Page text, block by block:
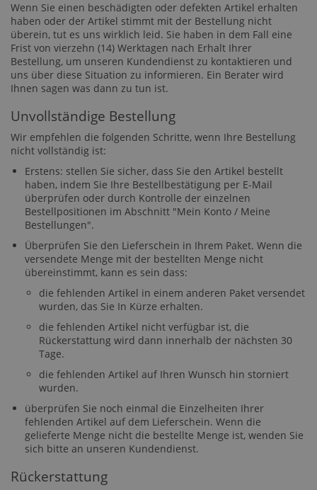
Wenn Sie einen beschädigten oder defekten Artikel erhalten
haben oder der Artikel stimmt mit der Bestellung nicht
überein, tut es uns wirklich leid. Sie haben in dem Fall eine
Frist von vierzehn (14) Werktagen nach Erhalt Ihrer
Bestellung, um unseren Kundendienst zu kontaktieren und
uns über diese Situation zu informieren. Ein Berater wird
Ihnen sagen was dann zu tun ist.
Unvollständige Bestellung
Wir empfehlen die folgenden Schritte, wenn Ihre Bestellung
nicht vollständig ist:
Erstens: stellen Sie sicher, dass Sie den Artikel bestellt
haben, indem Sie Ihre Bestellbestätigung per E-Mail
überprüfen oder durch Kontrolle der einzelnen
Bestellpositionen im Abschnitt "Mein Konto / Meine
Bestellungen".
Überprüfen Sie den Lieferschein in Ihrem Paket. Wenn die
versendete Menge mit der bestellten Menge nicht
übereinstimmt, kann es sein dass:
die fehlenden Artikel in einem anderen Paket versendet
wurden, das Sie In Kürze erhalten.
die fehlenden Artikel nicht verfügbar ist, die
Rückerstattung wird dann innerhalb der nächsten 30
Tage.
die fehlenden Artikel auf Ihren Wunsch hin storniert
wurden.
überprüfen Sie noch einmal die Einzelheiten Ihrer
fehlenden Artikel auf dem Lieferschein. Wenn die
gelieferte Menge nicht die bestellte Menge ist, wenden Sie
sich bitte an unseren Kundendienst.
Rückerstattung